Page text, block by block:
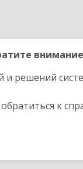
и решений
к